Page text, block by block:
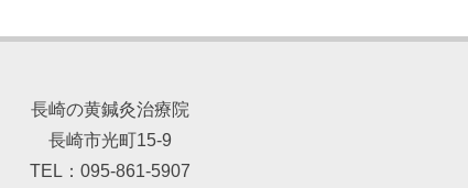
長崎の黄鍼灸治療院
長崎市光町15-9
TEL：095-861-5907